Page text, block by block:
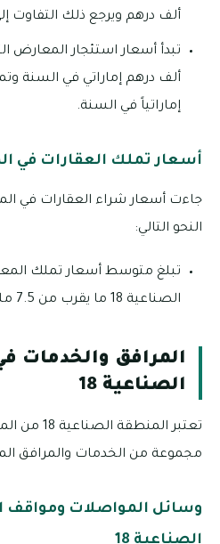
ألف درهم ويرجع ذلك التفاوت
إماراتياً في السنة.
أسعار تملك العقارات في
النحو التالي:
تبلغ متوسط أسعار تملك
الصناعية 18 ما يقرب من 7.5 مليون درهم إماراتي.
المرافق والخدمات
الصناعية 18
تعتبر
مجموعة من الخدمات والمرافق
وسائل المواصلات ومواقف
الصناعية 18